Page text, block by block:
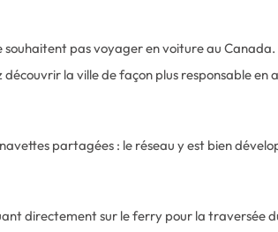
pas voyager en voiture au Canada.
la ville de façon plus responsable en
partagées : le réseau y est bien
directement sur le ferry pour la traversée